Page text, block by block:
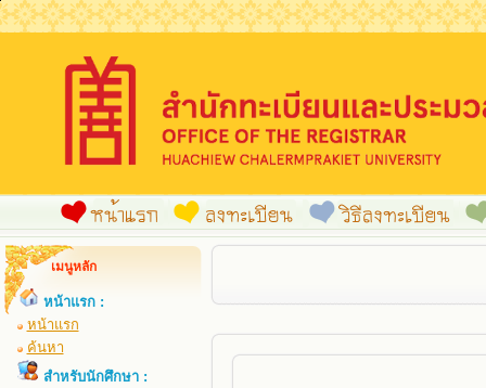
เมนูหลัก
หน้าแรก :
หน้าแรก
ค้นหา
สำหรับนักศึกษา :